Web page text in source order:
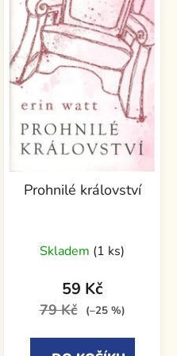
Prohnilé království
Skladem (1 ks)
59 Kč
79 Kč (–25 %)